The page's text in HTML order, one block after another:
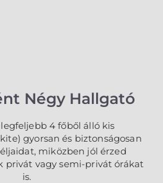
Négy Hallgató
4 főből álló kis
gyorsan és biztonságosan
miközben jól érzed
privát vagy semi-privát órákat
is.